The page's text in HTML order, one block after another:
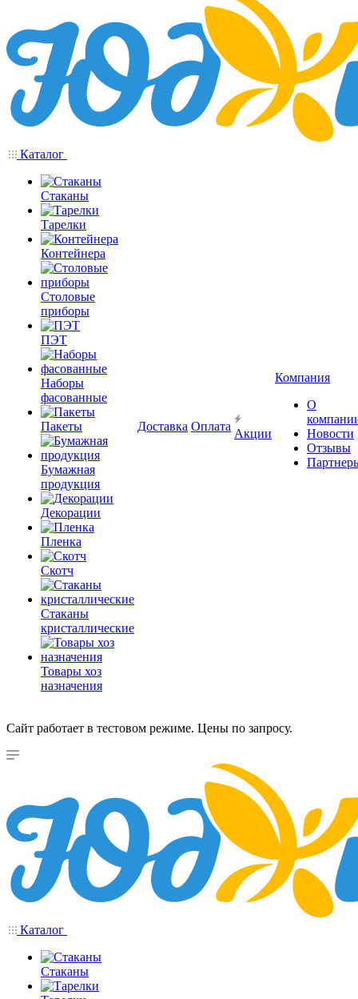
Каталог
Стаканы
Тарелки
Контейнера
Столовые
приборы
ПЭТ
Наборы
фасованные
Пакеты
Бумажная
продукция
Декорации
Пленка
Скотч
Стаканы
кристаллические
Товары хоз
назначения
Доставка Оплата
Акции
Компания
О
Новости
Отзывы
Сайт работает в тестовом режиме. Цены по запросу.
Каталог
Стаканы